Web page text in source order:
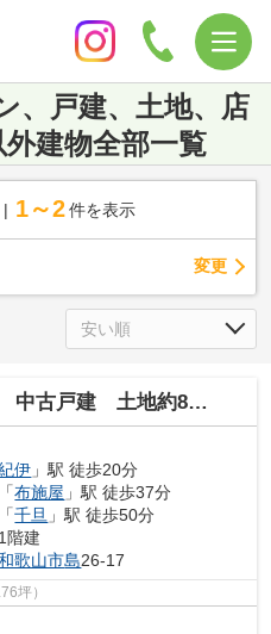
、戸建、土地、店
建物全部一覧
1～2 件を表示
変更
古戸建 土地約81.76坪
伊 」駅 徒歩20分
「布施屋 」駅 徒歩37分
「千旦 」駅 徒歩50分
階建
歌山市島26-17
坪）